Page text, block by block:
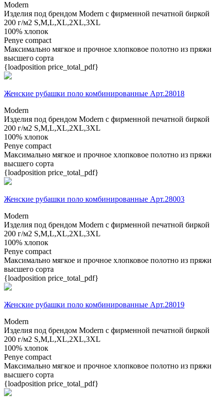
Modern
Изделия под брендом Modern с фирменной печатной биркой
200 г/м2 S,M,L,XL,2XL,3XL
100% хлопок
Penye compact
Максимально мягкое и прочное хлопковое полотно из пряжи
высшего сорта
{loadposition price_total_pdf}
Женские рубашки поло комбинированные Арт.28018
Modern
Изделия под брендом Modern с фирменной печатной биркой
200 г/м2 S,M,L,XL,2XL,3XL
100% хлопок
Penye compact
Максимально мягкое и прочное хлопковое полотно из пряжи
высшего сорта
{loadposition price_total_pdf}
Женские рубашки поло комбинированные Арт.28003
Modern
Изделия под брендом Modern с фирменной печатной биркой
200 г/м2 S,M,L,XL,2XL,3XL
100% хлопок
Penye compact
Максимально мягкое и прочное хлопковое полотно из пряжи
высшего сорта
{loadposition price_total_pdf}
Женские рубашки поло комбинированные Арт.28019
Modern
Изделия под брендом Modern с фирменной печатной биркой
200 г/м2 S,M,L,XL,2XL,3XL
100% хлопок
Penye compact
Максимально мягкое и прочное хлопковое полотно из пряжи
высшего сорта
{loadposition price_total_pdf}